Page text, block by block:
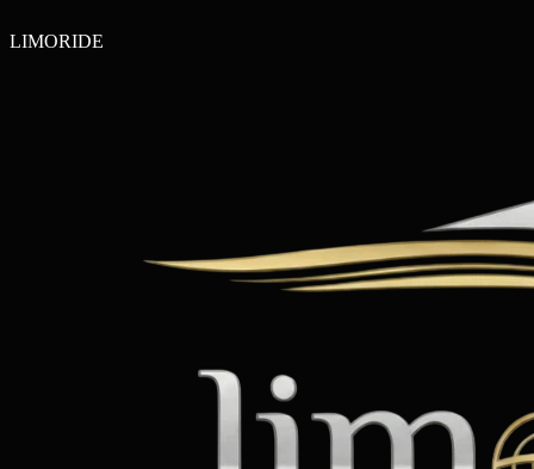
LIMORIDE